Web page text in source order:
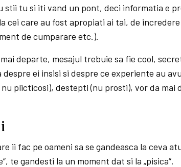
stii tu si iti vand un pont, deci informatia e
cei care au fost apropiati ai tai, de
de cumparare etc.).
mai departe, mesajul trebuie sa fie cool,
despre ei insisi si despre ce experiente au
nu plicticosi), destepti (nu prosti), vor da mai
ii fac pe oameni sa se gandeasca la ceva
te gandesti la un moment dat si la „pisica“.